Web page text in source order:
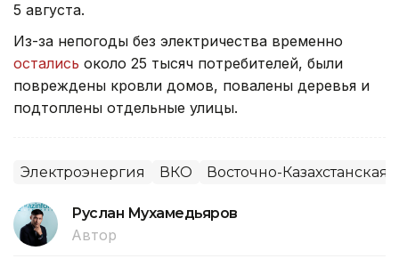
5 августа.
Из-за непогоды без электричества временно
остались около 25 тысяч потребителей, были
повреждены кровли домов, повалены деревья и
подтоплены отдельные улицы.
Электроэнергия ВКО Восточно-Казахстанская
Руслан Мухамедьяров
Автор